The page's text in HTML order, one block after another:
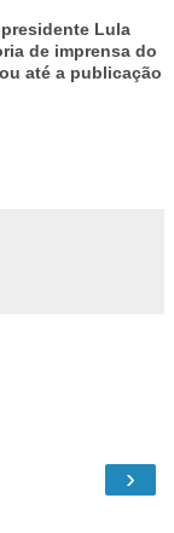
Lula
de imprensa do
até a publicação
›